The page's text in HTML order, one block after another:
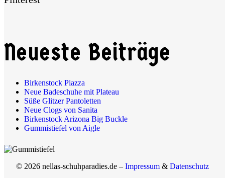
Neueste Beiträge
Birkenstock Piazza
Neue Badeschuhe mit Plateau
Süße Glitzer Pantoletten
Neue Clogs von Sanita
Birkenstock Arizona Big Buckle
Gummistiefel von Aigle
© 2026 nellas-schuhparadies.de – Impressum & Datenschutz